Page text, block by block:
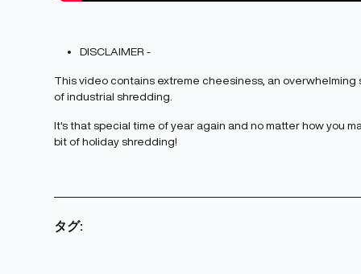
DISCLAIMER -
This video contains extreme cheesiness, an
of industrial shredding.
It's that special time of year again and no matter how you
bit of holiday shredding!
タグ: